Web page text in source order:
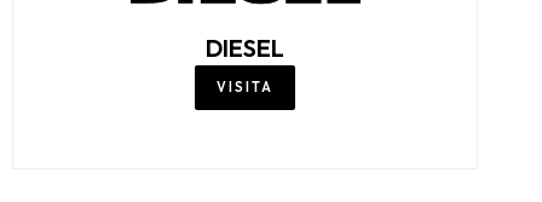
DIESEL
VISITA